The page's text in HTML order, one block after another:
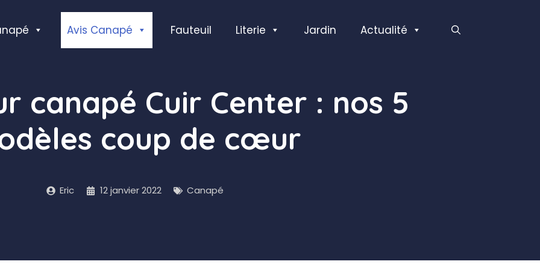
Avis Canapé Fauteuil Literie Jardin Actualité
canapé Cuir Center : nos 5
coup de cœur
Eric 12 janvier 2022 Canapé